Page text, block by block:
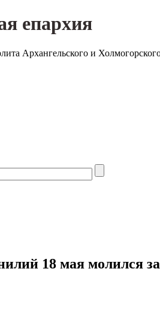
епархия
Архангельского и
18 мая молился